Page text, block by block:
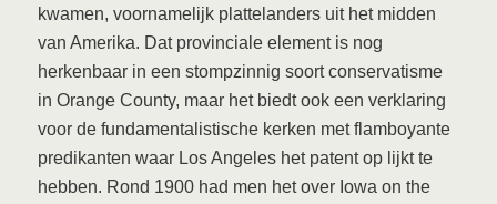
kwamen, voornamelijk plattelanders uit het midden
van Amerika. Dat provinciale element is nog
herkenbaar in een stompzinnig soort conservatisme
in Orange County, maar het biedt ook een verklaring
voor de fundamentalistische kerken met flamboyante
predikanten waar Los Angeles het patent op lijkt te
hebben. Rond 1900 had men het over Iowa on the